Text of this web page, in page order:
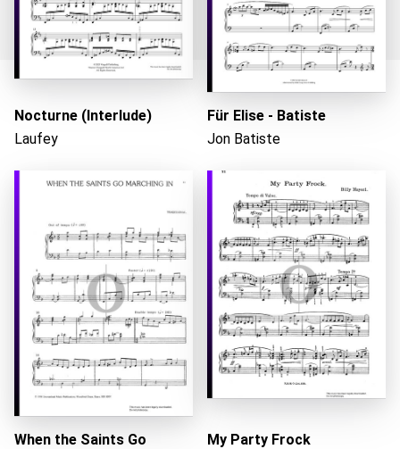
Wird geladen...
Nocturne (Interlude)
Laufey
Für Elise - Batiste
Jon Batiste
When the Saints Go
My Party Frock